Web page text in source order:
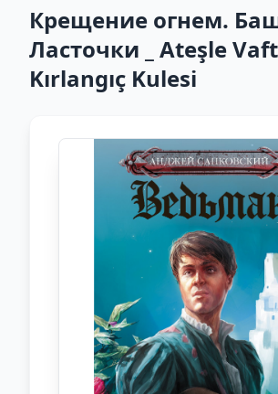
Kule...
Крещение огнем.
Ласточки _ Ateşle
Kırlangıç ​​Kulesi